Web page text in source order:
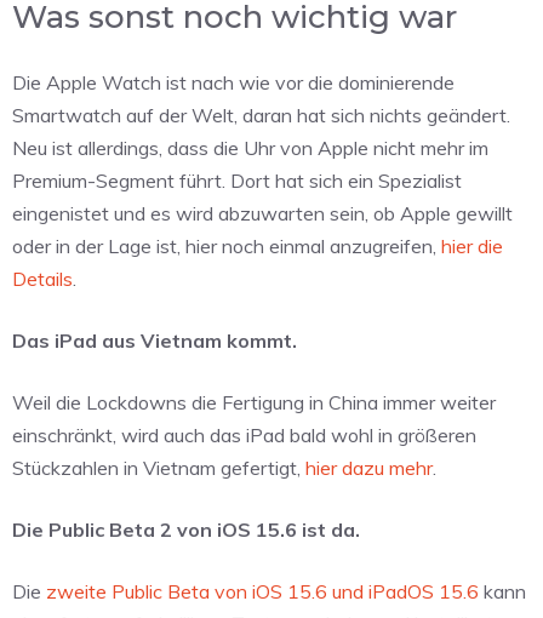
Was sonst noch wichtig war
Die Apple Watch ist nach wie vor die dominierende
Smartwatch auf der Welt, daran hat sich nichts geändert.
Neu ist allerdings, dass die Uhr von Apple nicht mehr im
Premium-Segment führt. Dort hat sich ein Spezialist
eingenistet und es wird abzuwarten sein, ob Apple gewillt
oder in der Lage ist, hier noch einmal anzugreifen, hier die
Details
Das iPad aus Vietnam kommt.
Weil die Lockdowns die Fertigung in China immer weiter
einschränkt, wird auch das iPad bald wohl in größeren
Stückzahlen in Vietnam gefertigt, hier dazu mehr.
Die Public Beta 2 von iOS 15.6 ist da.
Die zweite Public Beta von iOS 15.6 und iPadOS 15.6 kann